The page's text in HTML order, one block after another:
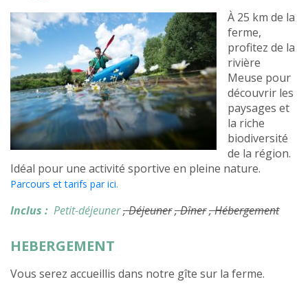
À 25 km de la
ferme,
profitez de la
rivière
Meuse pour
découvrir les
paysages et
la riche
biodiversité
de la région.
Idéal pour une activité sportive en pleine nature.
Parcours et tarifs par ici.
Inclus : Petit-déjeuner, Déjeuner, Dîner, Hébergement
HEBERGEMENT
Vous serez accueillis dans notre gîte sur la ferme.